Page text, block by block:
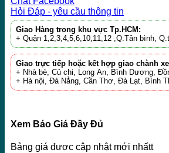
Hỏi Đáp - yêu cầu thông tin
Giao Hàng trong khu vực Tp.HCM:
+ Quận 1,2,3,4,5,6,10,11,12 ,Q.Tân bình,
Giao trực tiếp hoặc kết hợp giao chành
+ Nhà bè, Củ chi, Long An, Bình Dương,
+ Hà nội, Đà Nẳng, Cần Thơ, Đà Lạt, Bình
Xem Báo Giá Đầy Đủ
Bảng giá được cập nhật mới nhấtt